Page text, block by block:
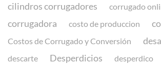
cilindros corrugadores corrugado
corrugadora costo de produccion
Costos de Corrugado y Conversión
descarte Desperdicios desperdico